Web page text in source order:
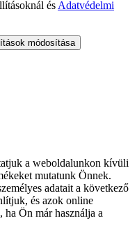
és Adatvédelmi
módosítása
a weboldalunkon kívüli
mutatunk Önnek.
adatait a következő
és azok online
ha Ön már használja a